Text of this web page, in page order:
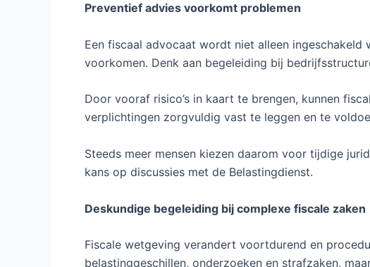
Preventief advies voorkomt problemen
Een fiscaal advocaat wordt niet alleen
voorkomen. Denk aan begeleiding bij
Door vooraf risico’s in kaart te brengen, kunnen
verplichtingen zorgvuldig vast te leggen en te
Steeds meer mensen kiezen daarom voor tijdige
kans op discussies met de Belastingdienst.
Deskundige begeleiding bij complexe fiscale zaken
Fiscale wetgeving verandert voortdurend en
belastinggeschillen, onderzoeken en strafzaken,